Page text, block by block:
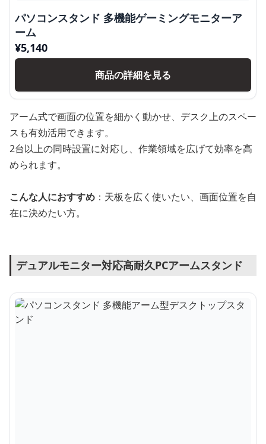
パソコンスタンド 多機能ゲーミングモニターア
ーム
¥5,140
商品の詳細を見る
アーム式で画面の位置を細かく動かせ、デスク上のスペー
スも有効活用できます。
2台以上の同時設置に対応し、作業領域を広げて効率を高
められます。
こんな人におすすめ ：天板を広く使いたい、画面位置を自
在に決めたい方。
デュアルモニター対応高耐久PCアームスタンド